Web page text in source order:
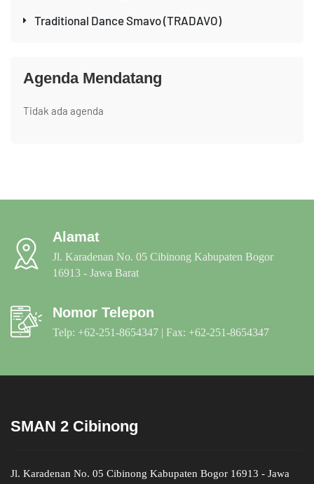
Traditional Dance Smavo (TRADAVO)
Agenda Mendatang
Tidak ada agenda
Alamat
Jl. Karadenan No. 05 Cibinong Kabupaten Bogor
16913 - Jawa Barat
Nomor Telepon
Telp: +62-251-8654347 | Fax: +62-251-8654347
SMAN 2 Cibinong
Jl. Karadenan No. 05 Cibinong Kabupaten Bogor 16913 - Jawa